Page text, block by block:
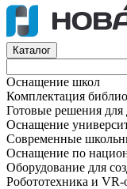
Каталог
Оснащение школ
Комплектация
Готовые решения для
Оснащение
Современные
Оснащение по
Оборудование для
Робототехника и VR-